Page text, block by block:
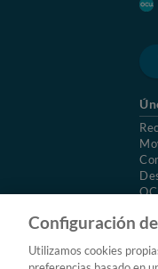
Configuración
Utilizamos cookies